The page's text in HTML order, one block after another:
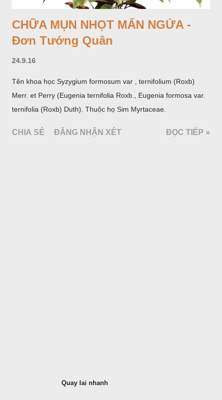
CHỮA MỤN NHỌT MẨN NGỨA -
Đơn Tướng Quân
24.9.16
Tên khoa học Syzygium formosum var , ternifolium (Roxb)
Merr. et Perry (Eugenia ternifolia Roxb., Eugenia formosa var.
ternifolia (Roxb) Duth). Thuộc họ Sim Myrtaceae.
CHIA SẺ ĐĂNG NHẬN XÉT ĐỌC TIẾP »
Quay lai nhanh